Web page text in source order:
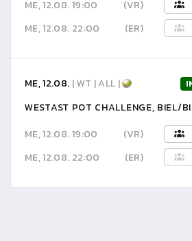
ME, 12.08. 19:00
(VR)
ME, 12.08. 22:00
(ER)
ME, 12.08. | WT | ALL |
WESTAST POT CHALLENGE, BIEL/
ME, 12.08. 19:00
(VR)
ME, 12.08. 22:00
(ER)